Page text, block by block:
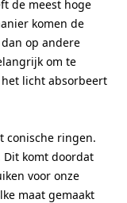
de meest hoge
komen de
op andere
om te
licht absorbeert
conische ringen.
Dit komt doordat
voor onze
maat gemaakt